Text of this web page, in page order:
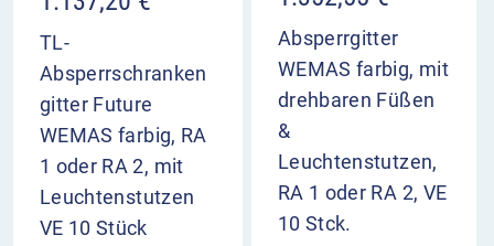
TL-
Absperrschranken
gitter Future
WEMAS farbig, RA
1 oder RA 2, mit
Leuchtenstutzen
VE 10 Stück
Absperrgitter
WEMAS farbig, mit
drehbaren Füßen
&
Leuchtenstutzen,
RA 1 oder RA 2, VE
10 Stck.